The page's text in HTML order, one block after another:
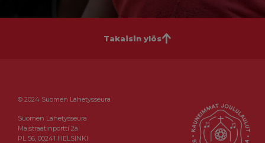
Takaisin ylös
© 2024 Suomen Lähetysseura
Suomen Lähetysseura
Maistraatinportti 2a
PL 56, 00241 HELSINKI